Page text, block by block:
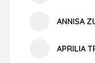
ANNISA
APRILIA